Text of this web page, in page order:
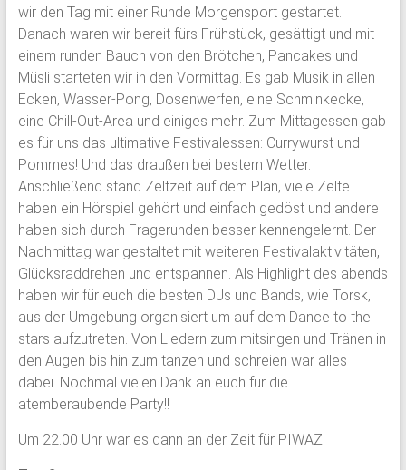
wir den Tag mit einer Runde Morgensport gestartet.
Danach waren wir bereit fürs Frühstück, gesättigt und mit
einem runden Bauch von den Brötchen, Pancakes und
Müsli starteten wir in den Vormittag. Es gab Musik in allen
Ecken, Wasser-Pong, Dosenwerfen, eine Schminkecke,
eine Chill-Out-Area und einiges mehr. Zum Mittagessen gab
es für uns das ultimative Festivalessen: Currywurst und
Pommes! Und das draußen bei bestem Wetter.
Anschließend stand Zeltzeit auf dem Plan, viele Zelte
haben ein Hörspiel gehört und einfach gedöst und andere
haben sich durch Fragerunden besser kennengelernt. Der
Nachmittag war gestaltet mit weiteren Festivalaktivitäten,
Glücksraddrehen und entspannen. Als Highlight des abends
haben wir für euch die besten DJs und Bands, wie Torsk,
aus der Umgebung organisiert um auf dem Dance to the
stars aufzutreten. Von Liedern zum mitsingen und Tränen in
den Augen bis hin zum tanzen und schreien war alles
dabei. Nochmal vielen Dank an euch für die
atemberaubende Party!!
Um 22.00 Uhr war es dann an der Zeit für PIWAZ.